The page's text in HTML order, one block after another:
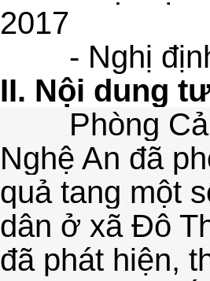
2017
- Nghị
II. Nội dung
Phòng
Nghệ An đã
quả tang một
dân ở xã Đô
đã phát hiện,